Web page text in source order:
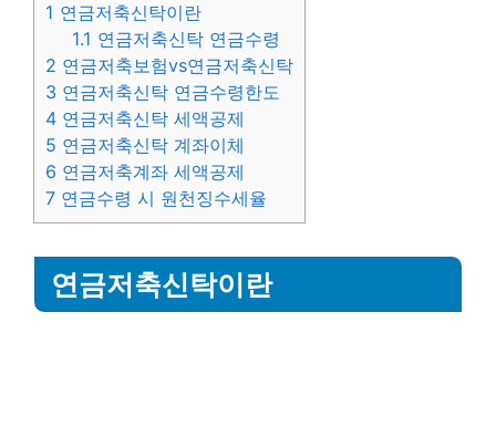
1 연금저축신탁이란
1.1 연금저축신탁 연금수령
2 연금저축보험vs연금저축신탁
3 연금저축신탁 연금수령한도
4 연금저축신탁 세액공제
5 연금저축신탁 계좌이체
6 연금저축계좌 세액공제
7 연금수령 시 원천징수세율
연금저축신탁이란